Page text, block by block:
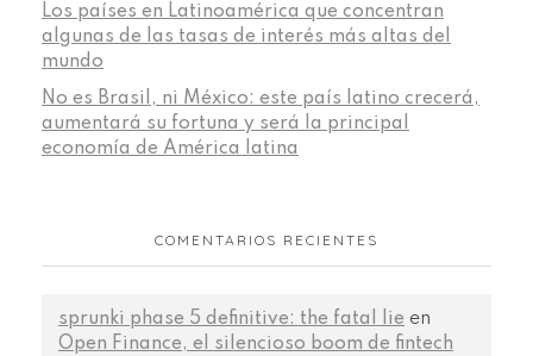
Los países en Latinoamérica que concentran
algunas de las tasas de interés más altas del
mundo
No es Brasil, ni México: este país latino crecerá,
aumentará su fortuna y será la principal
economía de América latina
COMENTARIOS RECIENTES
sprunki phase 5 definitive: the fatal lie en
Open Finance, el silencioso boom de fintech